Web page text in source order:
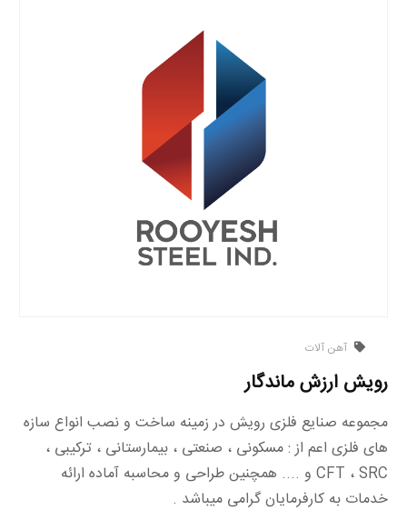
آهن آلات
رویش ارزش ماندگار
مجموعه صنایع فلزی رویش در زمینه ساخت و نصب انواع سازه
های فلزی اعم از : مسکونی ، صنعتی ، بیمارستانی ، ترکیبی ،
CFT ، SRC و .... همچنین طراحی و محاسبه آماده ارائه
خدمات به کارفرمایان گرامی میباشد .